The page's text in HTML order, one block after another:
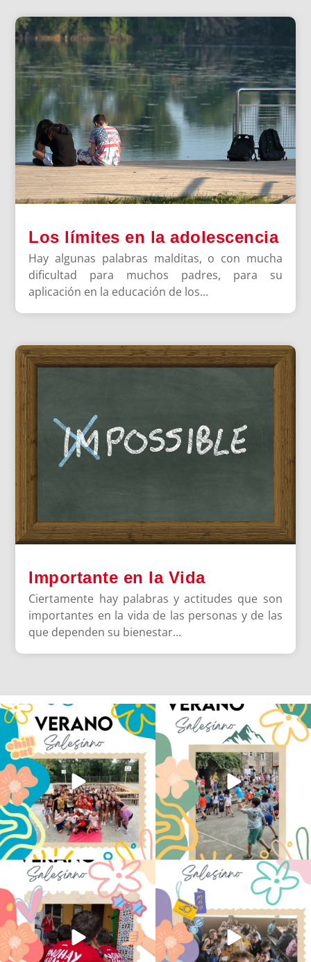
Los límites en la adolescencia
Hay algunas palabras malditas, o con mucha
dificultad para muchos padres, para su
aplicación en la educación de los...
Importante en la Vida
Ciertamente hay palabras y actitudes que son
importantes en la vida de las personas y de las
que dependen su bienestar...
Los alumnos de 6º de Primaria, 1º y 2º
de la ESO...
145 2
La diversión y la alegría también se han
sentido...
92 0
No hay verano sin que sea Salesiano ❤️
💫 en Luz 4
...
0
viviendo la alegría en el campamento
...